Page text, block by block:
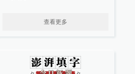
查看更多